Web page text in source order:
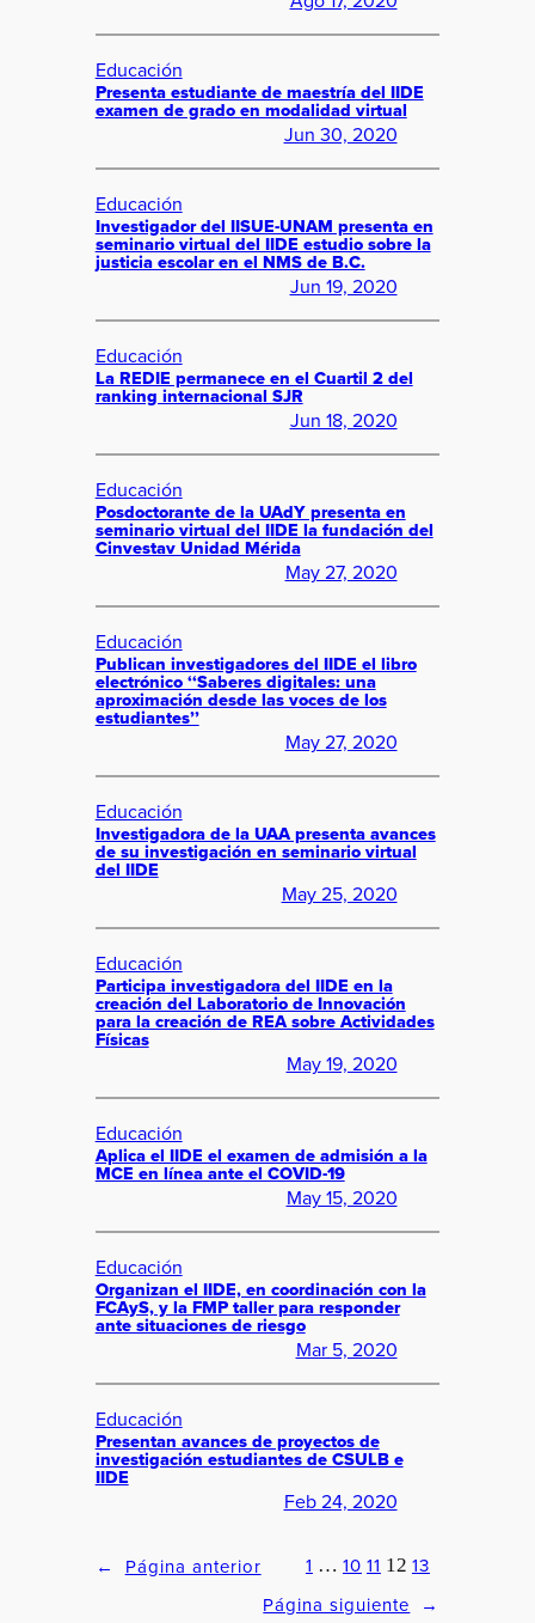
Educación
Presenta estudiante de maestría del IIDE
examen de grado en modalidad virtual
Jun 30, 2020
Educación
Investigador del IISUE-UNAM presenta en
seminario virtual del IIDE estudio sobre la
justicia escolar en el NMS de B.C.
Jun 19, 2020
Educación
La REDIE permanece en el Cuartil 2 del
ranking internacional SJR
Jun 18, 2020
Educación
Posdoctorante de la UAdY presenta en
seminario virtual del IIDE la fundación del
Cinvestav Unidad Mérida
May 27, 2020
Educación
Publican investigadores del IIDE el libro
electrónico ‘‘Saberes digitales: una
aproximación desde las voces de los
estudiantes’’
May 27, 2020
Educación
Investigadora de la UAA presenta avances
de su investigación en seminario virtual
del IIDE
May 25, 2020
Educación
Participa investigadora del IIDE en la
creación del Laboratorio de Innovación
para la creación de REA sobre Actividades
Físicas
May 19, 2020
Educación
Aplica el IIDE el examen de admisión a la
MCE en línea ante el COVID-19
May 15, 2020
Educación
Organizan el IIDE, en coordinación con la
FCAyS, y la FMP taller para responder
ante situaciones de riesgo
Mar 5, 2020
Educación
Presentan avances de proyectos de
investigación estudiantes de CSULB e
IIDE
Feb 24, 2020
← Página anterior 1 … 10 11 12 13
Página siguiente
→